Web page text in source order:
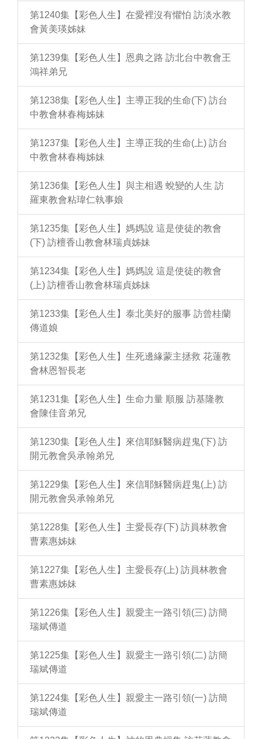
第1240集【彩色人生】在愛裡沒有懼怕 訪淡水教
會黃美瑛姊妹
第1239集【彩色人生】恩典之路 訪北台中教會王
鴻祥弟兄
第1238集【彩色人生】主導正我的生命(下) 訪台
中教會林春梅姊妹
第1237集【彩色人生】主導正我的生命(上) 訪台
中教會林春梅姊妹
第1236集【彩色人生】與主相遇 蛻變的人生 訪
羅東教會粘瑋仁執事娘
第1235集【彩色人生】媽媽說 這是使徒的教會
(下) 訪檀香山教會林瑞貞姊妹
第1234集【彩色人生】媽媽說 這是使徒的教會
(上) 訪檀香山教會林瑞貞姊妹
第1233集【彩色人生】泰北美好的服事 訪曾桂蘭
傳道娘
第1232集【彩色人生】生死邊緣蒙主拯救 花蓮教
會林恩智長老
第1231集【彩色人生】生命力量 順服 訪基隆教
會陳佳音弟兄
第1230集【彩色人生】來信耶穌醫病趕鬼(下) 訪
開元教會吳承翰弟兄
第1229集【彩色人生】來信耶穌醫病趕鬼(上) 訪
開元教會吳承翰弟兄
第1228集【彩色人生】主愛長存(下) 訪員林教會
曹素惠姊妹
第1227集【彩色人生】主愛長存(上) 訪員林教會
曹素惠姊妹
第1226集【彩色人生】親愛主一路引領(三) 訪簡
瑞斌傳道
第1225集【彩色人生】親愛主一路引領(二) 訪簡
瑞斌傳道
第1224集【彩色人生】親愛主一路引領(一) 訪簡
瑞斌傳道